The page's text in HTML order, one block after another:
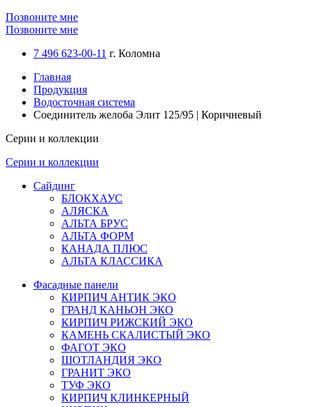
Позвоните мне
Позвоните мне
7 496 623-00-11 г. Коломна
Главная
Продукция
Водосточная система
Соединитель желоба Элит 125/95 | Коричневый
Серии и коллекции
Серии и коллекции
Сайдинг
БЛОКХАУС
АЛЯСКА
АЛЬТА БРУС
АЛЬТА ФОРМ
КАНАДА ПЛЮС
АЛЬТА КЛАССИКА
Фасадные панели
КИРПИЧ АНТИК ЭКО
ГРАНД КАНЬОН ЭКО
КИРПИЧ РИЖСКИЙ ЭКО
КАМЕНЬ СКАЛИСТЫЙ ЭКО
ФАГОТ ЭКО
ШОТЛАНДИЯ ЭКО
ГРАНИТ ЭКО
ТУФ ЭКО
КИРПИЧ КЛИНКЕРНЫЙ